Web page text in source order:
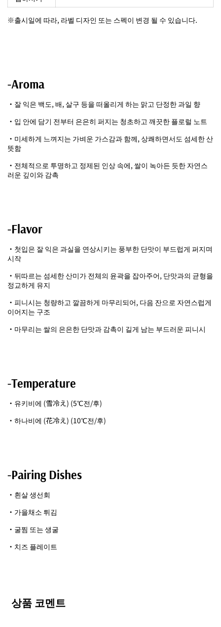
※출시일에 따라, 라벨 디자인 또는 스펙이 변경 될 수 있습니다.
-Aroma
・잘 익은 백도, 배, 살구 등을 떠올리게 하는 맑고 단정한 과일 향
・입 안에 담기 전부터 은은히 퍼지는 청초하고 깨끗한 플로럴 노트
・미세하게 느껴지는 가벼운 가스감과 함께, 상쾌하면서도 섬세한 산
뜻함
・전체적으로 투명하고 정제된 인상 속에, 쌀이 녹아든 듯한 자연스
러운 깊이와 감촉
-Flavor
・첫입은 잘 익은 과실을 연상시키는 풍부한 단맛이 부드럽게 퍼지며
시작
・뒤따르는 섬세한 산미가 전체의 윤곽을 잡아주어, 단맛과의 균형을
정교하게 유지
・피니시는 청량하고 깔끔하게 마무리되어, 다음 잔으로 자연스럽게
이어지는 구조
・마무리는 쌀의 은은한 단맛과 감촉이 길게 남는 부드러운 피니시
-Temperature
・유키비에 (雪冷え) (5℃전/후)
・하나비에 (花冷え) (10℃전/후)
-Pairing Dishes
・흰살 생선회
・가을채소 튀김
・굴찜 또는 생굴
・치즈 플레이트
상품 코멘트